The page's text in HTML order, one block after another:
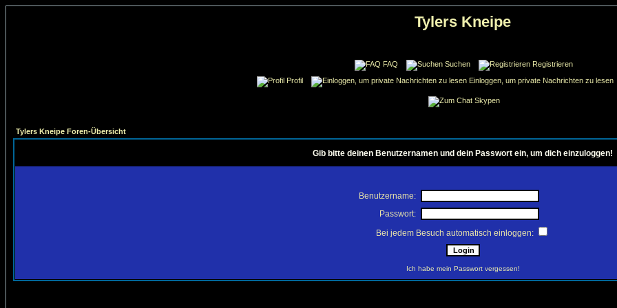
Tylers Kneipe
FAQ Suchen
Registrieren
Profil
Einloggen, um private Nachrichten zu lesen
Skypen
Tylers Kneipe Foren-Übersicht
Gib bitte deinen Benutzernamen und dein Passwort ein, um dich einzuloggen!
Benutzername:
Passwort:
Bei jedem Besuch automatisch einloggen:
Ich habe mein Passwort vergessen!